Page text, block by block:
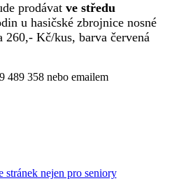
prodávat ve středu
u hasičské zbrojnice nosné
260,- Kč/kus, barva červená
489 358 nebo emailem
stránek nejen pro seniory